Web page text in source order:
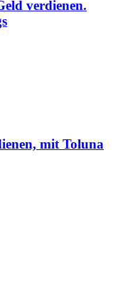
verdienen.
mit Toluna